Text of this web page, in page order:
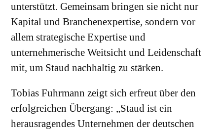
unterstützt. Gemeinsam bringen sie nicht nur
Kapital und Branchenexpertise, sondern vor
allem strategische Expertise und
unternehmerische Weitsicht und Leidenschaft
mit, um Staud nachhaltig zu stärken.
Tobias Fuhrmann zeigt sich erfreut über den
erfolgreichen Übergang: „Staud ist ein
herausragendes Unternehmen der deutschen